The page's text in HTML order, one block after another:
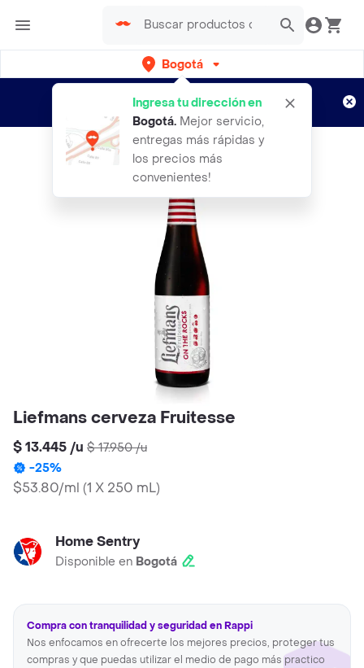
Bogotá
Ingresa tu dirección en
Bogotá. Mejor servicio,
entregas más rápidas y
los precios más
convenientes!
envíos gratis por semanas
Aplican TyC
Liefmans cerveza Fruitesse
$ 13.445 /u $ 17.950/u
-25%
$53.80/ml (1 X 250 mL)
Home Sentry
Disponible en Bogotá
Compra con tranquilidad y seguridad en Rappi
Nos enfocamos en ofrecerte los mejores precios, proteger tus
compras y que puedas utilizar el medio de pago más practico